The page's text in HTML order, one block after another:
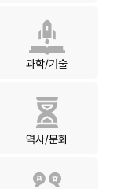
과학/기술
역사/문화